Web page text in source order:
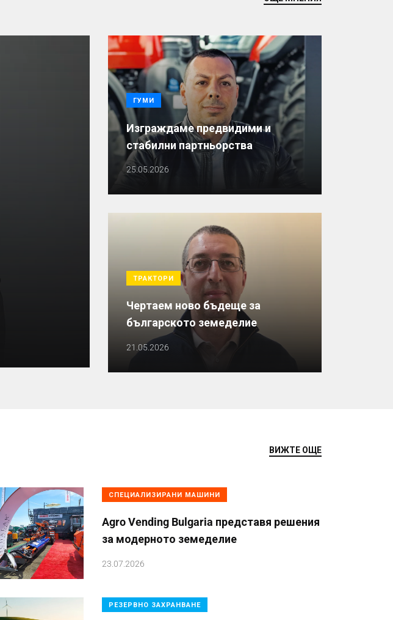
ГУМИ
Изграждаме предвидими и
стабилни партньорства
25.05.2026
ТРАКТОРИ
Чертаем ново бъдеще за
българското земеделие
21.05.2026
ВИЖТЕ ОЩЕ
СПЕЦИАЛИЗИРАНИ МАШИНИ
Agro Vending Bulgaria представя решения
за модерното земеделие
23.07.2026
РЕЗЕРВНО ЗАХРАНВАНЕ